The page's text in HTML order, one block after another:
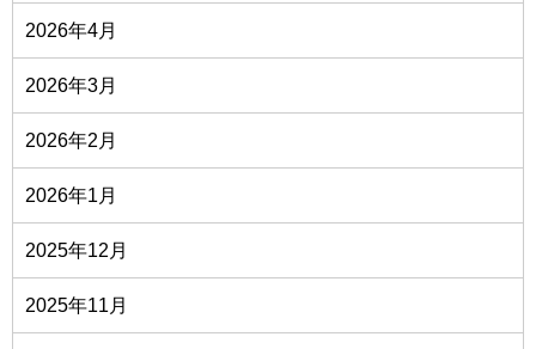
2026年4月
2026年3月
2026年2月
2026年1月
2025年12月
2025年11月